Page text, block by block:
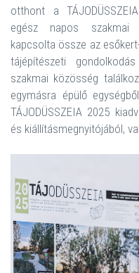
otthont a
egész napos szakmai
kapcsolta össze az
tájépítészeti
szakmai közösség
egymásra épülő
TÁJODÜSSZEIA 2025
és kiállításmegnyitójából,